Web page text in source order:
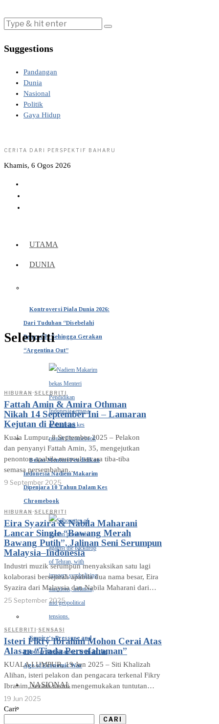
Suggestions
Pandangan
Dunia
Nasional
Politik
Gaya Hidup
CERITA DARI PERSPEKTIF BAHARU
Khamis, 6 Ogos 2026
UTAMA
DUNIA
Kontroversi Piala Dunia 2026:
Dari Tuduhan “Disebelahi
Pengadil” Sehingga Gerakan
“Argentina Out”
Bekas Menteri Pendidikan
Indonesia Nadiem Makarim
Dipenjara 10 Tahun Dalam Kes
Chromebook
Empire’s Pressure and
Popular Resistance: Iran in the
Age of Economic War
NASIONAL
Selebriti
HIBURAN ·SELEBRITI
Fattah Amin & Amira Othman
Nikah 14 September Ini – Lamaran
Kejutan di Pentas
Kuala Lumpur, 8 September 2025 – Pelakon
dan penyanyi Fattah Amin, 35, mengejutkan
penonton apabila muncul secara tiba-tiba
semasa persembahan…
9 September 2025
HIBURAN ·SELEBRITI
Eira Syazira & Nabila Maharani
Lancar Single “Bawang Merah
Bawang Putih”, Jalinan Seni Serumpun
Malaysia–Indonesia
Industri muzik serumpun menyaksikan satu lagi
kolaborasi bersejarah apabila dua nama besar, Eira
Syazira dari Malaysia dan Nabila Maharani dari…
25 September 2025
SELEBRITI ·SENSASI
Isteri Fikry Ibrahim Mohon Cerai Atas
Alasan “Tiada Persefahaman”
KUALA LUMPUR, 19 Jun 2025 – Siti Khalizah
Alihan, isteri pelakon dan pengacara terkenal Fikry
Ibrahim, secara rasmi mengemukakan tuntutan…
19 Jun 2025
Cari
CARI